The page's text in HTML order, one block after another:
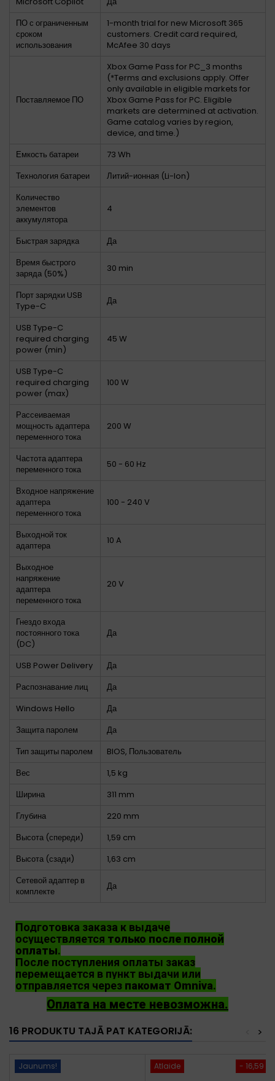
ПО с ограниченным
сроком
использования
1-month trial for new Microsoft 365
customers. Credit card required,
McAfee 30 days
Поставляемое ПО
Xbox Game Pass for PC_3 months
(*Terms and exclusions apply. Offer
only available in eligible markets for
Xbox Game Pass for PC. Eligible
markets are determined at activation.
Game catalog varies by region,
device, and time.)
Емкость батареи
73 Wh
Технология батареи
Литий-ионная (Li-Ion)
Количество
элементов
аккумулятора
4
Быстрая зарядка
Да
Время быстрого
заряда (50%)
30 min
Порт зарядки USB
Type-C
Да
USB Type-C
required charging
power (min)
45 W
USB Type-C
required charging
power (max)
100 W
Рассеиваемая
мощность адаптера
переменного тока
200 W
Частота адаптера
переменного тока
50 - 60 Hz
Входное напряжение
адаптера
переменного тока
100 - 240 V
Выходной ток
адаптера
10 A
Выходное
напряжение
адаптера
переменного тока
20 V
Гнездо входа
постоянного тока
(DC)
Да
USB Power Delivery
Да
Распознавание лиц
Да
Windows Hello
Да
Защита паролем
Да
Тип защиты паролем
BIOS, Пользователь
Вес
1,5 kg
Ширина
311 mm
Глубина
220 mm
Высота (спереди)
1,59 cm
Высота (сзади)
1,63 cm
Сетевой адаптер в
комплекте
Да
Подготовка заказа к выдаче
осуществляется только после полной
оплаты.
После поступления оплаты заказ
перемещается в пункт выдачи или
отправляется через пакомат Omniva.
Оплата на месте невозможна.
16 PRODUKTU TAJĀ PAT KATEGORIJĀ: >
Jaunums! - 16,59 €
Atlaide